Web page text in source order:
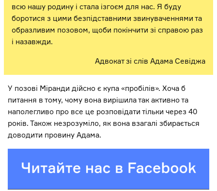
всю нашу родину і стала ізгоєм для нас. Я буду
боротися з цими безпідставними звинуваченнями та
образливим позовом, щоби покінчити зі справою раз
і назавжди.
Адвокат зі слів Адама Севіджа
У позові Міранди дійсно є купа «пробілів». Хоча б
питання в тому, чому вона вирішила так активно та
наполегливо про все це розповідати тільки через 40
років. Також незрозуміло, як вона взагалі збирається
доводити провину Адама.